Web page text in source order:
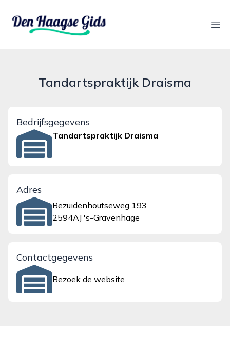
denhaagsegids.nl
Tandartspraktijk Draisma
Bedrijfsgegevens
Tandartspraktijk Draisma
Adres
Bezuidenhoutseweg 193
2594AJ 's-Gravenhage
Contactgegevens
Bezoek de website